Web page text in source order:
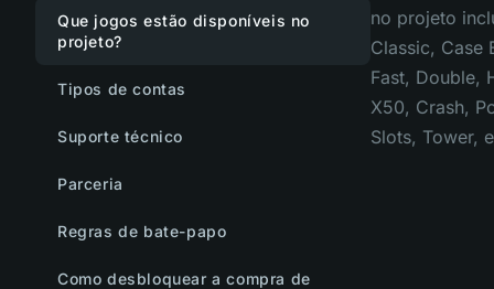
Que jogos estão disponíveis no
projeto?
Tipos de contas
Suporte técnico
Parceria
Regras de bate-papo
Como desbloquear a compra de
no projeto
Classic, Case
Fast, Double,
X50, Crash,
Slots, Tower,